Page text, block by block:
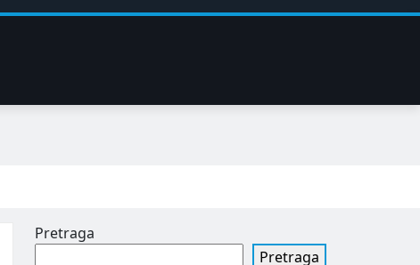
Pretraga
Pretraga